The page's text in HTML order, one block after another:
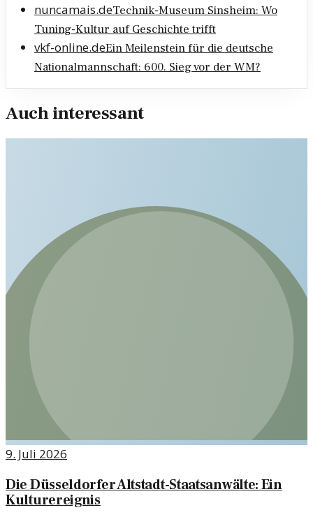
nuncamais.deTechnik-Museum Sinsheim: Wo
Tuning-Kultur auf Geschichte trifft
vkf-online.deEin Meilenstein für die deutsche
Nationalmannschaft: 600. Sieg vor der WM?
Auch interessant
9. Juli 2026
Die Düsseldorfer Altstadt-Staatsanwälte: Ein
Kulturereignis